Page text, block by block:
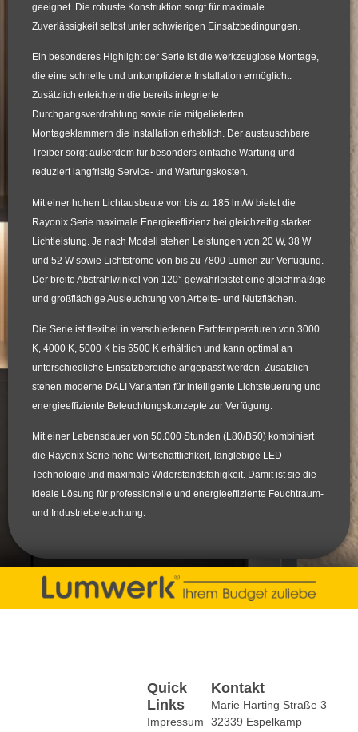
geeignet. Die robuste Konstruktion sorgt für maximale
Zuverlässigkeit selbst unter schwierigen Einsatzbedingungen.
Ein besonderes Highlight der Serie ist die werkzeuglose Montage,
die eine schnelle und unkomplizierte Installation ermöglicht.
Zusätzlich erleichtern die bereits integrierte
Durchgangsverdrahtung sowie die mitgelieferten
Montageklammern die Installation erheblich. Der austauschbare
Treiber sorgt außerdem für besonders einfache Wartung und
reduziert langfristig Service- und Wartungskosten.
Mit einer hohen Lichtausbeute von bis zu 185 lm/Wbietet die
Rayonix Serie maximale Energieeffizienz bei gleichzeitig starker
Lichtleistung. Je nach Modell stehen Leistungen von 20 W, 38 W
und 52 Wsowie Lichtströme von bis zu 7800 Lumen zur Verfügung.
Der breite Abstrahlwinkel von 120° gewährleistet eine gleichmäßige
und großflächige Ausleuchtung von Arbeits- und Nutzflächen.
Die Serie ist flexibel in verschiedenen Farbtemperaturen von 3000
K, 4000 K, 5000 K bis 6500 K erhältlich und kann optimal an
unterschiedliche Einsatzbereiche angepasst werden. Zusätzlich
stehen moderne DALI Varianten für intelligente Lichtsteuerung und
energieeffiziente Beleuchtungskonzepte zur Verfügung.
Mit einer Lebensdauer von 50.000 Stunden (L80/B50) kombiniert
die Rayonix Serie hohe Wirtschaftlichkeit, langlebige LED-
Technologie und maximale Widerstandsfähigkeit. Damit ist sie die
ideale Lösung für professionelle und energieeffiziente Feuchtraum-
und Industriebeleuchtung.
Quick
Links
Impressum
Kontakt
Marie Harting Straße 3
32339 Espelkamp